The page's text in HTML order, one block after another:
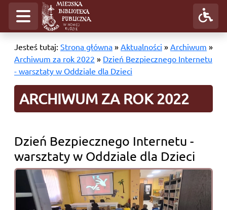
Jesteś tutaj: Strona główna » Aktualności » Archiwum »
Archiwum za rok 2022 » Dzień Bezpiecznego Internetu
- warsztaty w Oddziale dla Dzieci
ARCHIWUM ZA ROK 2022
Dzień Bezpiecznego Internetu -
warsztaty w Oddziale dla Dzieci